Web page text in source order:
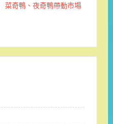
奇鴨、夜奇鴨帶動市場